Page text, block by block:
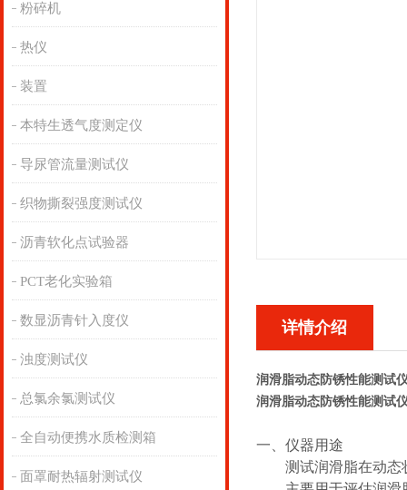
粉碎机
热仪
装置
本特生透气度测定仪
导尿管流量测试仪
织物撕裂强度测试仪
沥青软化点试验器
PCT老化实验箱
数显沥青针入度仪
浊度测试仪
总氯余氯测试仪
全自动便携水质检测箱
面罩耐热辐射测试仪
详情介绍
润滑脂动态防锈性能测试
润滑脂动态防锈性能测试
‌一、 仪器用途
测试润滑脂在动态